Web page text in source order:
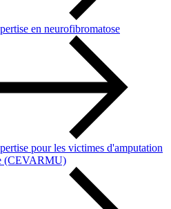
en neurofibromatose
pour les victimes d'amputation
(CEVARMU)